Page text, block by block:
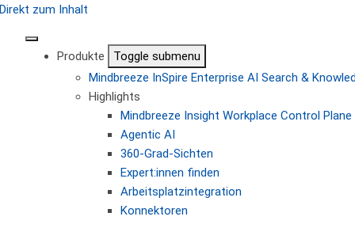
Direkt zum Inhalt
Produkte
Toggle submenu
Mindbreeze InSpire Enterprise AI Search &
Highlights
Mindbreeze Insight Workplace Control
Agentic AI
360-Grad-Sichten
Expert:innen finden
Arbeitsplatzintegration
Konnektoren